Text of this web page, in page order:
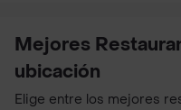
Mejores
ubicación
Elige entre los mejores